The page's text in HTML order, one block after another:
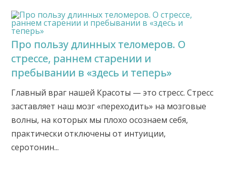
Про пользу длинных теломеров. О
стрессе, раннем старении и
пребывании в «здесь и теперь»
Главный враг нашей Красоты — это стресс. Стресс
заставляет наш мозг «переходить» на мозговые
волны, на которых мы плохо осознаем себя,
практически отключены от интуиции,
серотонин...